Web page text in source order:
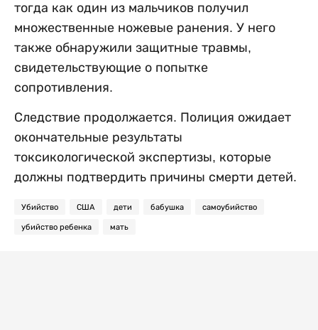
тогда как один из мальчиков получил
множественные ножевые ранения. У него
также обнаружили защитные травмы,
свидетельствующие о попытке
сопротивления.
Следствие продолжается. Полиция ожидает
окончательные результаты
токсикологической экспертизы, которые
должны подтвердить причины смерти детей.
Убийство США дети бабушка самоубийство
убийство ребенка мать